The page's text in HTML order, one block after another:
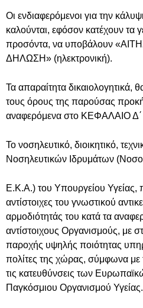
Οι ενδιαφερόμενοι για την
καλούνται, εφόσον κατέχουν τα
προσόντα, να υποβάλουν
ΔΗΛΩΣΗ» (ηλεκτρονική).
Τα απαραίτητα
τους όρους της παρούσας
αναφερόμενα στο ΚΕΦΑΛΑΙΟ Δ΄
Το νοσηλευτικό, διοικητικό,
Νοσηλευτικών Ιδρυμάτων
Ε.Κ.Α.) του Υπουργείου Υγείας,
αντίστοιχες του γνωστικού
αρμοδιότητάς του κατά τα
αντίστοιχους Οργανισμούς, με
παροχής υψηλής ποιότητας
πολίτες της χώρας, σύμφωνα
τις κατευθύνσεις των
Παγκόσμιου Οργανισμού Υγείας.